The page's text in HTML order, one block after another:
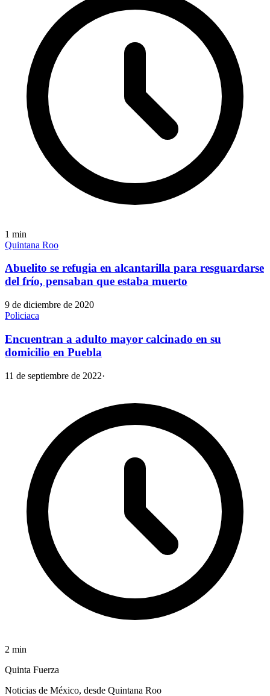
1 min
Quintana Roo
Abuelito se refugia en alcantarilla para resguardarse
del frío, pensaban que estaba muerto
9 de diciembre de 2020
Policiaca
Encuentran a adulto mayor calcinado en su
domicilio en Puebla
11 de septiembre de 2022·
2 min
Quinta Fuerza
Noticias de México, desde Quintana Roo